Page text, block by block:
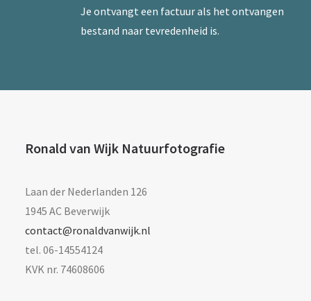
Je ontvangt een factuur als het ontvangen
bestand naar tevredenheid is.
Ronald van Wijk Natuurfotografie
Laan der Nederlanden 126
1945 AC Beverwijk
contact@ronaldvanwijk.nl
tel. 06-14554124
KVK nr. 74608606